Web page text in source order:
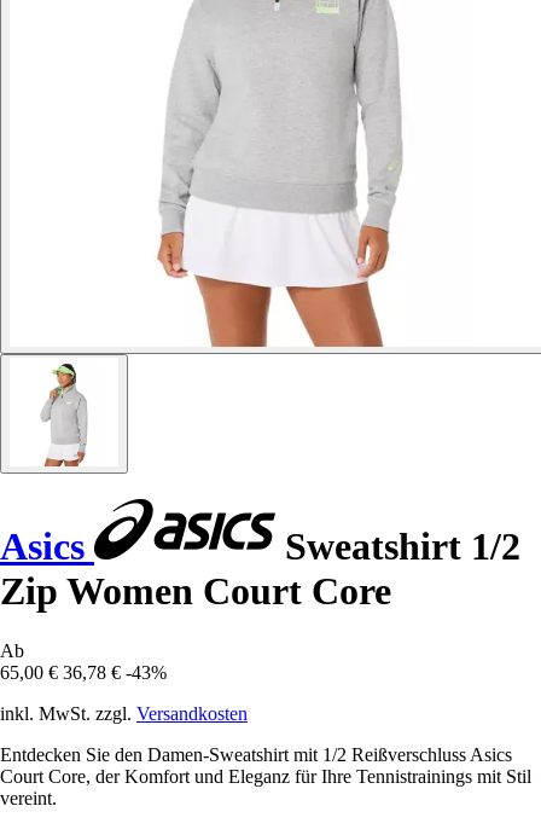
Asics
Sweatshirt 1/2
Zip Women Court Core
Ab
65,00 € 36,78 € -43%
inkl. MwSt. zzgl. Versandkosten
Entdecken Sie den Damen-Sweatshirt mit 1/2 Reißverschluss Asics
Court Core, der Komfort und Eleganz für Ihre Tennistrainings mit Stil
vereint.